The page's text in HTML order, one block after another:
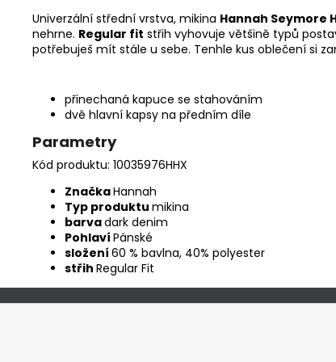
Univerzální střední vrstva, mikina Hannah Seymore
nehrne. Regular fit střih vyhovuje většině typů
potřebuješ mít stále u sebe. Tenhle kus oblečení si
přinechaná kapuce se stahováním
dvě hlavní kapsy na předním díle
Parametry
Kód produktu: 10035976HHX
ZnačkaHannah
Typ produktu mikina
barvadark denim
Pohlaví Pánské
složení 60 % bavlna, 40% polyester
střih Regular Fit
Z